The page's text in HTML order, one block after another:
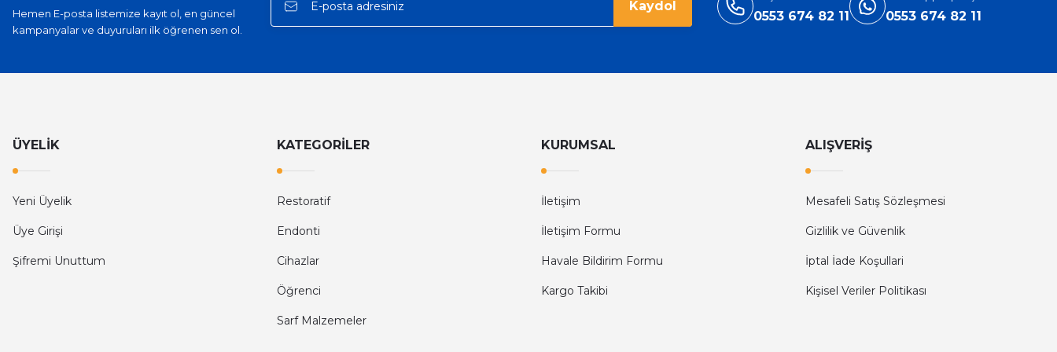
Hemen E-posta listemize kayıt ol, en güncel
kampanyalar ve duyuruları ilk öğrenen sen ol.
Kaydol
0553 674 82 11 0553 674 82 11
ÜYELİK
Yeni Üyelik
Üye Girişi
Şifremi Unuttum
KATEGORİLER
Restoratif
Endonti
Cihazlar
Öğrenci
Sarf Malzemeler
KURUMSAL
İletişim
İletişim Formu
Havale Bildirim Formu
Kargo Takibi
ALIŞVERİŞ
Mesafeli Satış Sözleşmesi
Gizlilik ve Güvenlik
İptal İade Koşullari
Kişisel Veriler Politikası